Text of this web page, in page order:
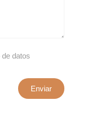
datos
Enviar